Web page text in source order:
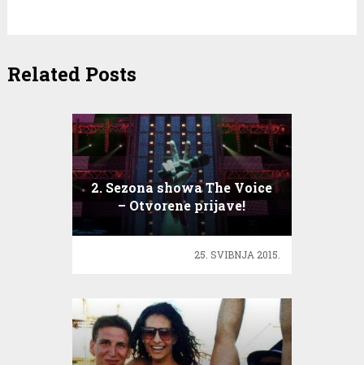
Related Posts
2. Sezona showa The Voice
– Otvorene prijave!
25. SVIBNJA 2015.